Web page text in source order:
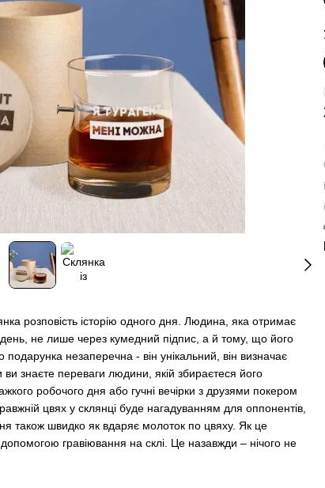
розповість історію одного дня. Людина, яка отримає
не лише через кумедний підпис, а й тому, що його
незаперечна - він унікальний, він визначає
знаєте переваги людини, якій збираєтеся його
робочого дня або гучні вечірки з друзями покером
цвях у склянці буде нагадуванням для оппонентів,
також швидко як вдаряє молоток по цвяху. Як це
гравіювання на склі. Це назавжди – нічого не